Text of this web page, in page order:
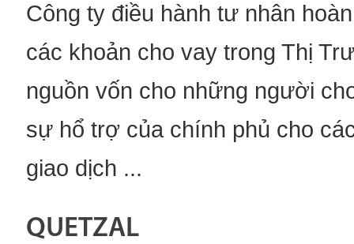
Công ty điều hành tư nhân
các khoản cho vay trong Thị
nguồn vốn cho những người
sự hổ trợ của chính phủ cho
giao dịch ...
QUETZAL